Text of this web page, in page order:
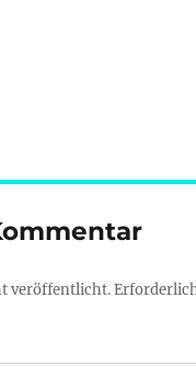
veröffentlicht.